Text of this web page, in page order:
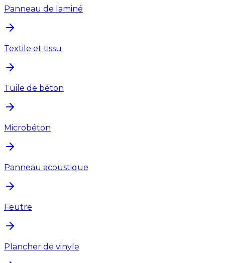
Panneau de laminé
Textile et tissu
Tuile de béton
Microbéton
Panneau acoustique
Feutre
Plancher de vinyle